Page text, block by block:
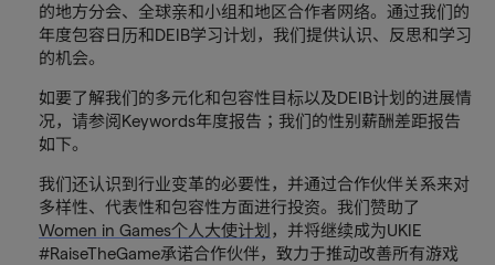
的地方分会、全球亲和小组和地区合作者网络。通过我们的
年度包容日历和DEIB学习计划，我们提供认识、反思和学习
的机会。
如要了解我们的多元化和包容性目标以及DEIB计划的进展情
况，请参阅Keywords年度报告；我们的性别薪酬差距报告
如下。
我们还认识到行业变革的必要性，并通过合作伙伴关系来对
多样性、代表性和包容性方面进行投资。我们赞助了
Women in Games个人大使计划 ，并将继续成为UKIE
#RaiseTheGame承诺合作伙伴，致力于推动改善所有游戏